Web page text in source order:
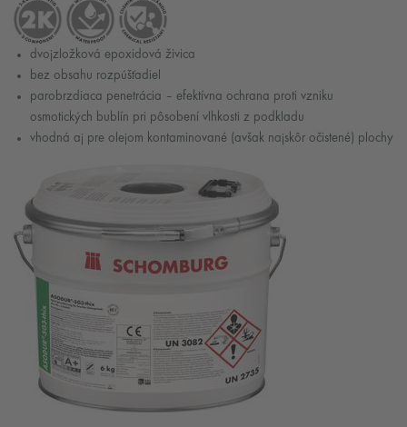
dvojzložková epoxidová živica
bez obsahu rozpúšťadiel
parobrzdiaca penetrácia – efektívna ochrana proti vzniku
osmotických bublín pri pôsobení vlhkosti z podkladu
vhodná aj pre olejom kontaminované (avšak najskôr očistené) plochy